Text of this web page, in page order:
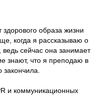
образа жизни
когда я рассказываю о
сейчас она занимает
знают, что я преподаю в
и коммуникационных